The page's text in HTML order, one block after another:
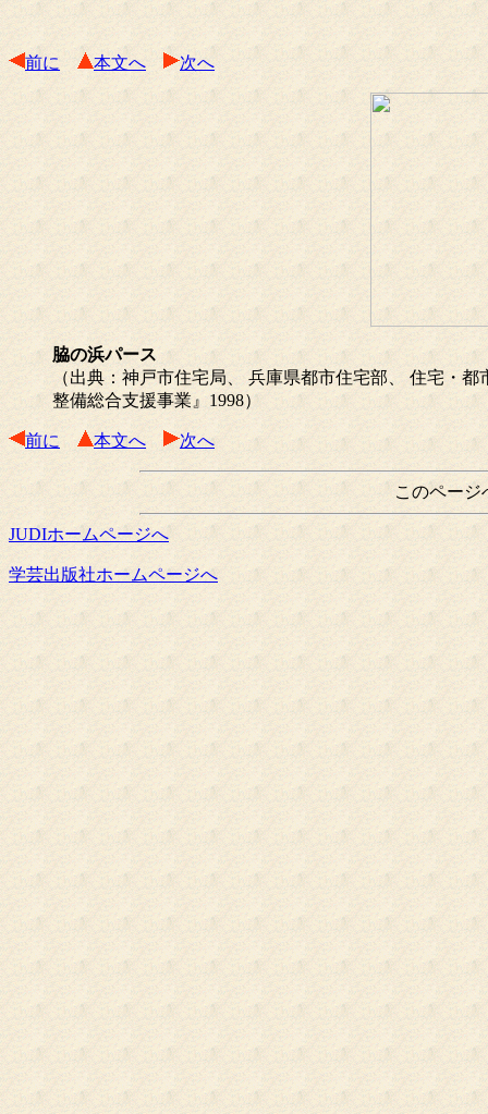
前に 本文へ 次へ
脇の浜パース
（出典：神戸市住宅局、 兵庫県都市住宅部、 住宅・
整備総合支援事業』1998）
前に 本文へ 次へ
このページ
JUDIホームページへ
学芸出版社ホームページへ